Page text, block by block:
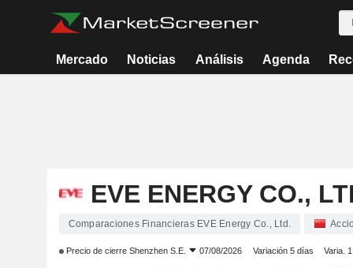
Mercado Noticias Análisis Agenda
EVE ENERGY CO.,
Comparaciones Financieras EVE Energy Co., Ltd.
Precio de cierre Shenzhen S.E. 07/08/2026 Variación 5 días Varia.